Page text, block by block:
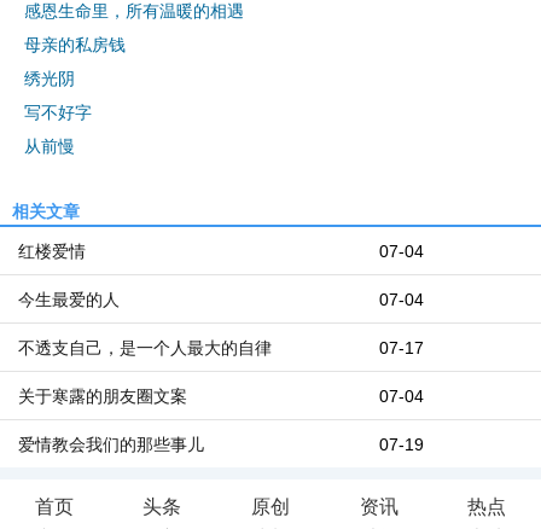
感恩生命里，所有温暖的相遇
母亲的私房钱
绣光阴
写不好字
从前慢
相关文章
07-04
红楼爱情
07-04
今生最爱的人
07-17
不透支自己，是一个人最大的自律
07-04
关于寒露的朋友圈文案
07-19
爱情教会我们的那些事儿
首页 头条 原创 资讯
热点